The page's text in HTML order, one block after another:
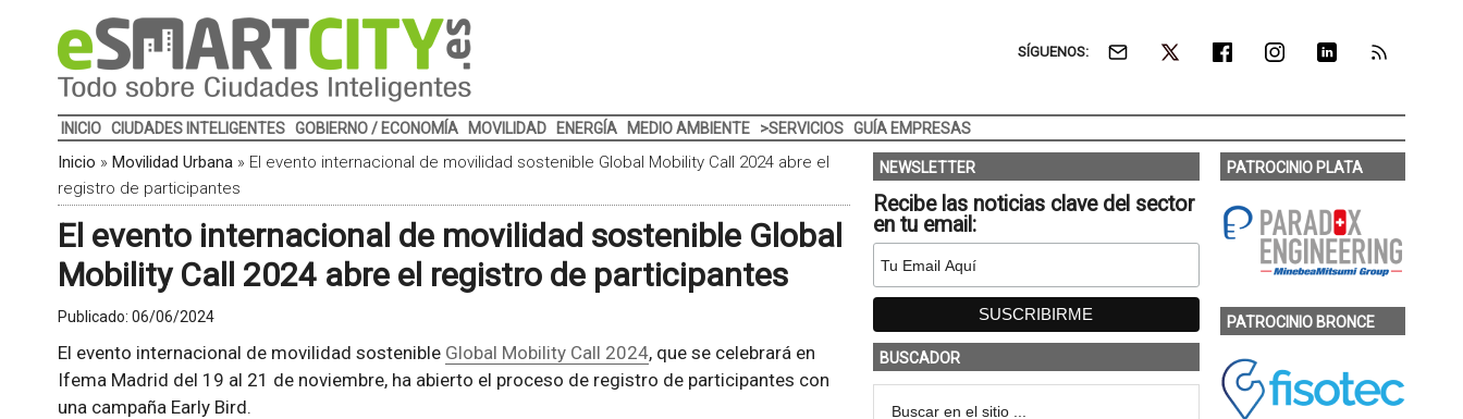
SÍGUENOS:
INICIO CIUDADES INTELIGENTES GOBIERNO / ECONOMÍA MOVILIDAD ENERGÍA MEDIO AMBIENTE >SERVICIOS GUÍA EMPRESAS
Inicio » Movilidad Urbana» El evento internacional de movilidad sostenible Global Mobility Call 2024 abre el
registro de participantes
El evento internacional de movilidad sostenible Global
Mobility Call 2024 abre el registro de participantes
Publicado: 06/06/2024
El evento internacional de movilidad sostenible Global Mobility Call 2024, que se celebrará en
Ifema Madrid del 19 al 21 de noviembre, ha abierto el proceso de registro de participantes con
una campaña Early Bird.
NEWSLETTER
Recibe las noticias clave del sector
en tu email:
BUSCADOR
PATROCINIO PLATA
PATROCINIO BRONCE